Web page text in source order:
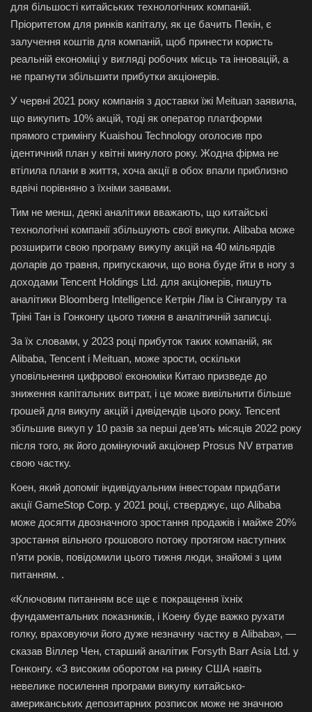
для більшості китайських технологічних компаній.
Пріоритетом для ринків капіталу, як це бачить Пекін, є
залучення коштів для компаній, щоб принести користь
реальній економіці у вигляді робочих місць та інновацій, а
не прагнути збільшити прибутки акціонерів.
У червні 2021 року компанія з доставки їжі Meituan заявила,
що викупить 10% акцій, тоді як оператор платформи
прямого стримінгу Kuaishou Technology оголосив про
ідентичний план у квітні минулого року. Жодна фірма не
втілила плани в життя, хоча акції в обох впали приблизно
вдвічі порівняно з їхніми заявами.
Тим не менш, деякі аналітики вважають, що китайські
технологічні компанії збільшують свої викупи. Alibaba може
розширити свою програму викупу акцій на 40 мільярдів
доларів до травня, припускаючи, що вона буде йти в ногу з
доходами Tencent Holdings Ltd. для акціонерів, пишуть
аналітики Bloomberg Intelligence Кетрін Лім із Сінгапуру та
Тріні Тан із Гонконгу цього тижня в аналітичній записці.
За їх словами, у 2023 році прибуток таких компаній, як
Alibaba, Tencent і Meituan, може зрости, оскільки
уповільнення цифрової економіки Китаю призведе до
зниження капітальних витрат, і це може вивільнити більше
грошей для викупу акцій і дивідендів цього року. Tencent
збільшив викуп у 10 разів за перші дев’ять місяців 2022 року
після того, як його домінуючий акціонер Prosus NV втратив
свою частку.
Коен, який допоміг індивідуальним інвесторам придбати
акції GameStop Corp. у 2021 році, стверджує, що Alibaba
може досягти двозначного зростання продажів і майже 20%
зростання вільного грошового потоку протягом наступних
п’яти років, повідомили цього тижня люди, знайомі з цим
питанням. .
«Ключовим питанням все ще є покращення їхніх
фундаментальних показників, і Коену буде важко рухати
голку, враховуючи його дуже незначну частку в Alibaba», —
сказав Віллер Чен, старший аналітик Forsyth Barr Asia Ltd. у
Гонконгу. «З високим оборотом на ринку США навіть
невелике посилення програми викупу китайсько-
американських депозитарних розписок може не значною